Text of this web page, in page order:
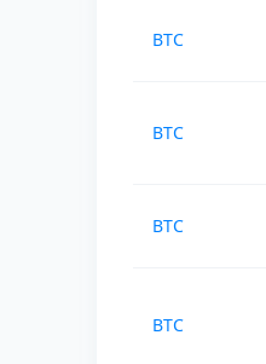
BTC
BTC
BTC
BTC